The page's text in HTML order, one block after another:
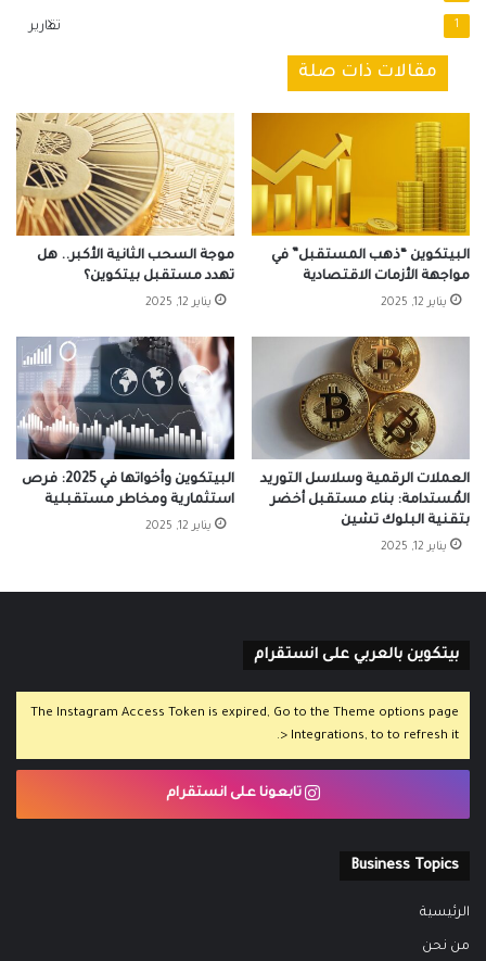
تقارير 1
مقالات ذات صلة
موجة السحب الثانية الأكبر.. هل
تهدد مستقبل بيتكوين؟
يناير 12, 2025
البيتكوين “ذهب المستقبل” في
مواجهة الأزمات الاقتصادية
يناير 12, 2025
البيتكوين وأخواتها في 2025: فرص
استثمارية ومخاطر مستقبلية
يناير 12, 2025
العملات الرقمية وسلاسل التوريد
المُستدامة: بناء مستقبل أخضر
بتقنية البلوك تشين
يناير 12, 2025
بيتكوين بالعربي على انستقرام
The Instagram Access Token is expired, Go to the Theme options page
> Integrations, to to refresh it.
تابعونا على انستقرام
Business Topics
الرئيسية
من نحن